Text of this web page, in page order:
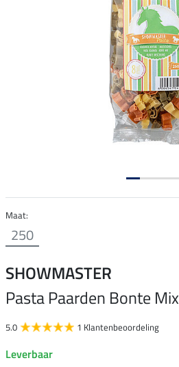
Maat:
250
SHOWMASTER
Pasta Paarden Bonte Mix
5.0 1 Klantenbeoordeling
Leverbaar